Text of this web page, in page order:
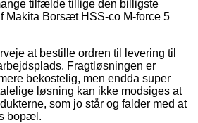
tilfælde tillige den billigste
Makita Borsæt HSS-co M-force 5
at bestille ordren til levering til
Fragtløsningen er
bekostelig, men endda super
løsning kan ikke modsiges at
som jo står og falder med at
bopæl.